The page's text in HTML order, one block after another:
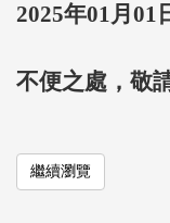
2025年01月01
不便之處，敬
繼續瀏覽